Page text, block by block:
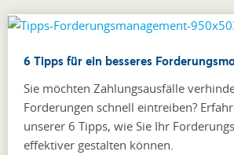
6 Tipps für ein besseres
Sie möchten Zahlungsausfälle
Forderungen schnell eintreiben?
unserer 6 Tipps, wie Sie Ihr
effektiver gestalten können.